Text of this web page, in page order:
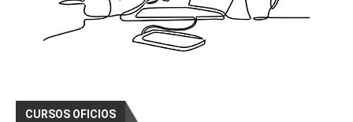
CURSOS OFICIOS